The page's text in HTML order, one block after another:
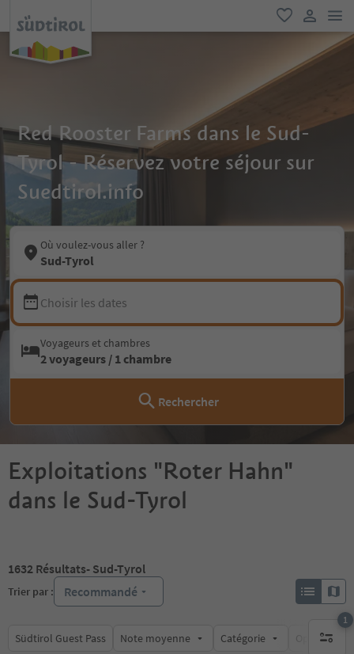
favori
lien
Red Rooster Farms dans le Sud-
Tyrol - Réservez votre séjour sur
Suedtirol.info
Où voulez-vous aller ?
Sud-Tyrol
Choisir les dates
Voyageurs et chambres
2 voyageurs / 1 chambre
Rechercher
Exploitations "Roter Hahn"
dans le Sud-Tyrol
1632 Résultats- Sud-Tyrol
Trier par : Recommandé
Südtirol Guest Pass Note moyenne Catégorie Options de
1
1 filtre